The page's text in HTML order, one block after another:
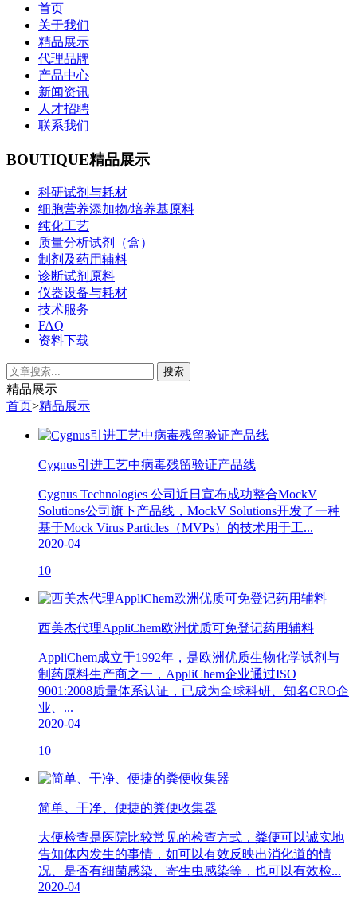
首页
关于我们
精品展示
代理品牌
产品中心
新闻资讯
人才招聘
联系我们
BOUTIQUE精品展示
科研试剂与耗材
细胞营养添加物/培养基原料
纯化工艺
质量分析试剂（盒）
制剂及药用辅料
诊断试剂原料
仪器设备与耗材
技术服务
FAQ
资料下载
精品展示
首页>精品展示
Cygnus引进工艺中病毒残留验证产品线
Cygnus Technologies 公司近日宣布成功整合MockV
Solutions公司旗下产品线，MockV Solutions开发了一种
基于Mock Virus Particles（MVPs）的技术用于工...
2020-04
10
西美杰代理AppliChem欧洲优质可免登记药用辅料
AppliChem成立于1992年，是欧洲优质生物化学试剂与
制药原料生产商之一，AppliChem企业通过ISO
9001:2008质量体系认证，已成为全球科研、知名CRO企
业、...
2020-04
10
简单、干净、便捷的粪便收集器
大便检查是医院比较常见的检查方式，粪便可以诚实地
告知体内发生的事情，如可以有效反映出消化道的情
况、是否有细菌感染、寄生虫感染等，也可以有效检...
2020-04